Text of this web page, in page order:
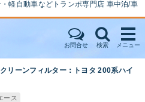
軽自動車などトランポ専門店 車中泊/車
お問合せ 検索 メニュー
リーンフィルター：トヨタ 200系ハイ
ース